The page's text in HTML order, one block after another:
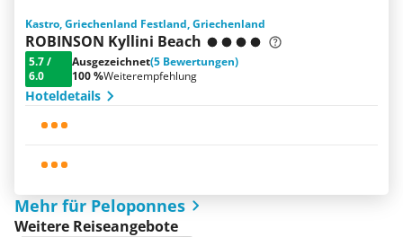
Kastro, Griechenland Festland, Griechenland
ROBINSON Kyllini Beach
5.7/
6.0
Ausgezeichnet(5 Bewertungen)
100 %Weiterempfehlung
Hoteldetails
Mehr für Peloponnes
Weitere Reiseangebote